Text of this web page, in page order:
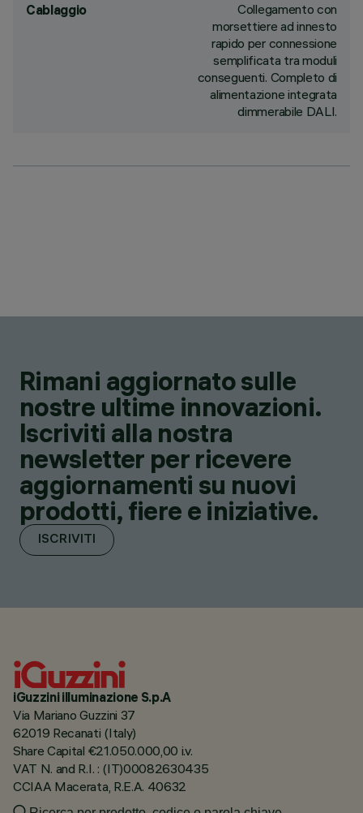
Cablaggio
Collegamento con
morsettiere ad innesto
rapido per connessione
semplificata tra moduli
conseguenti. Completo di
alimentazione integrata
dimmerabile DALI.
Rimani aggiornato sulle
nostre ultime innovazioni.
Iscriviti alla nostra
newsletter per ricevere
aggiornamenti su nuovi
prodotti, fiere e iniziative.
ISCRIVITI
iGuzzini illuminazione S.p.A
Via Mariano Guzzini 37
62019 Recanati (Italy)
Share Capital €21.050.000,00 i.v.
VAT N. and R.I. : (IT)00082630435
CCIAA Macerata, R.E.A. 40632